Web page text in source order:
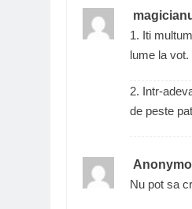
1. Iti
lume la vot.
2. Intr-
de peste
Nu pot sa